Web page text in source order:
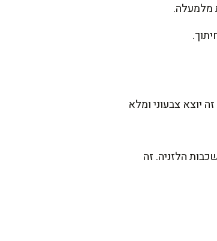
מלמעלה.
יוצא צבעוני ומלא
הלזניה. זה